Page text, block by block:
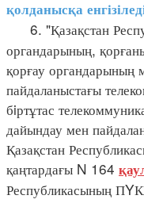
қолданысқа
6. "Қазақстан
органдарының,
қорғау
пайдаланыстағы
бiртұтас
дайындау мен
Қазақстан
қаңтардағы N 164
Республикасының